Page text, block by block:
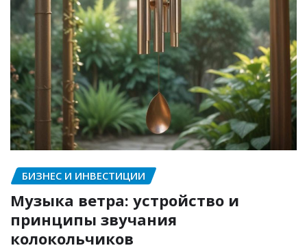
БИЗНЕС И ИНВЕСТИЦИИ
Музыка ветра: устройство и
принципы звучания
колокольчиков